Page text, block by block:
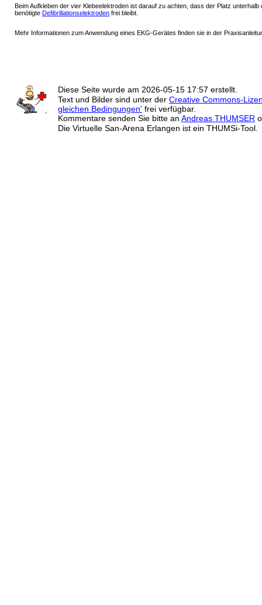
Beim Aufkleben der vier Klebeelektroden ist darauf zu achten, dass der Platz
benötigte Defibrillationselektroden frei bleibt.
Mehr Informationen zum Anwendung eines EKG-Gerätes finden sie in der
Diese Seite wurde am 2026-05-15 17:57 erstellt.
Text und Bilder sind unter der Creative Commons-
gleichen Bedingungen' frei verfügbar.
Kommentare senden Sie bitte an Andreas THUMSER
Die Virtuelle San-Arena Erlangen ist ein THUMSi-Tool.